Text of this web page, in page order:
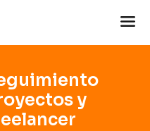
y
efectivo de